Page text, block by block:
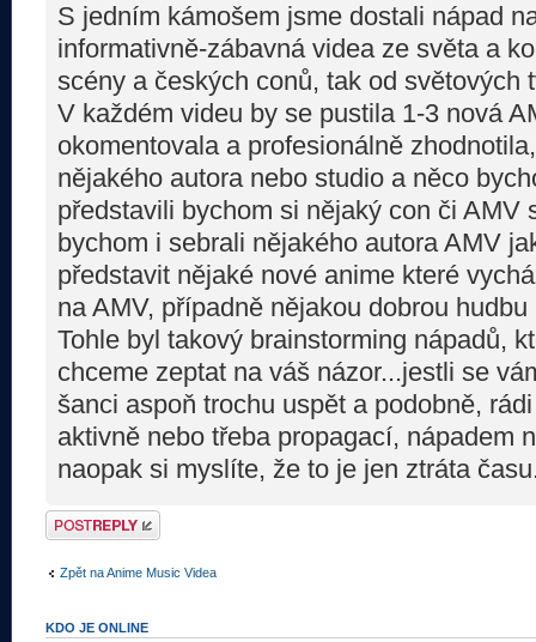
S jedním kámošem jsme dostali nápad
informativně-zábavná videa ze světa a
scény a českých conů, tak od světových
V každém videu by se pustila 1-3 nová
okomentovala a profesionálně
nějakého autora nebo studio a něco
představili bychom si nějaký con či AMV
bychom i sebrali nějakého autora AMV
představit nějaké nové anime které
na AMV, případně nějakou dobrou
Tohle byl takový brainstorming nápadů,
chceme zeptat na váš názor...jestli se
šanci aspoň trochu uspět a podobně,
aktivně nebo třeba propagací, nápadem
naopak si myslíte, že to je jen ztráta
Odeslat odpověď
Zpět na Anime Music Videa
KDO JE ONLINE